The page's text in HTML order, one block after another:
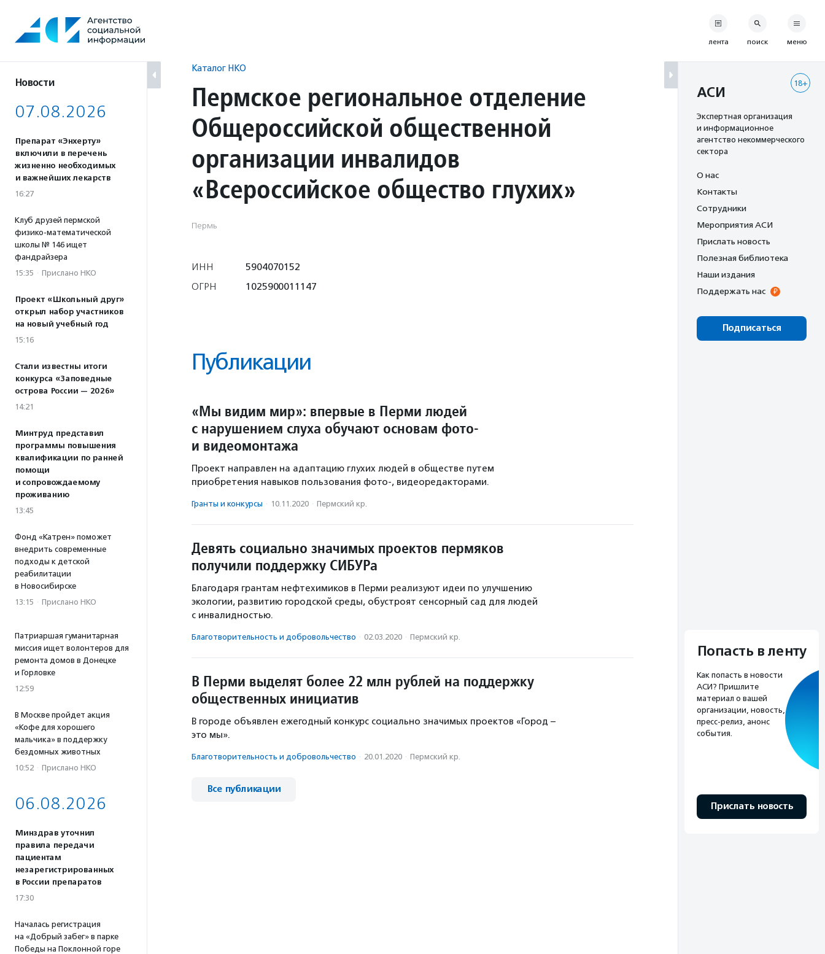
содержанию
Новости
07.08.2026
Препарат «Энхерту»
включили в перечень
жизненно необходимых
и важнейших лекарств
16:27
Клуб друзей пермской
физико-математической
школы № 146 ищет
фандрайзера
15:35 · Прислано НКО
Проект «Школьный друг»
открыл набор участников
на новый учебный год
15:16
Стали известны итоги
конкурса «Заповедные
острова России — 2026»
14:21
Минтруд представил
программы повышения
квалификации по ранней
помощи
и сопровождаемому
проживанию
13:45
Фонд «Катрен» поможет
внедрить современные
подходы к детской
реабилитации
в Новосибирске
13:15 · Прислано НКО
Патриаршая гуманитарная
миссия ищет волонтеров для
ремонта домов в Донецке
и Горловке
12:59
В Москве пройдет акция
«Кофе для хорошего
мальчика» в поддержку
бездомных животных
10:52 · Прислано НКО
06.08.2026
Минздрав уточнил
правила передачи
пациентам
незарегистрированных
в России препаратов
17:30
Началась регистрация
на «Добрый забег» в парке
Победы на Поклонной горе
Каталог НКО
Пермское региональное отделение
Общероссийской общественной
организации инвалидов
«Всероссийское общество глухих»
Пермь
ИНН
5904070152
ОГРН
1025900011147
Публикации
«Мы видим мир»: впервые в Перми людей
с нарушением слуха обучают основам фото-
и видеомонтажа
Проект направлен на адаптацию глухих людей в обществе путем
приобретения навыков пользования фото-, видеоредакторами.
Гранты и конкурсы · 10.11.2020 · Пермский кр.
Девять социально значимых проектов пермяков
получили поддержку СИБУРа
Благодаря грантам нефтехимиков в Перми реализуют идеи по улучшению
экологии, развитию городской среды, обустроят сенсорный сад для людей
с инвалидностью.
Благотвори­тель­ность и доброволь­чест­во · 02.03.2020 · Пермский кр.
В Перми выделят более 22 млн рублей на поддержку
общественных инициатив
В городе объявлен ежегодный конкурс социально значимых проектов «Город –
это мы».
Благотвори­тель­ность и доброволь­чест­во · 20.01.2020 · Пермский кр.
Все публикации
лента поиск меню
18+
АСИ
Экспертная организация
и информационное
агентство некоммерческого
сектора
О нас
Контакты
Сотрудники
Мероприятия АСИ
Прислать новость
Полезная библиотека
Наши издания
Поддержать нас
Подписаться
Попасть в ленту
Как попасть в новости
АСИ? Пришлите
материал о вашей
организации, новость,
пресс-релиз, анонс
события.
Прислать новость